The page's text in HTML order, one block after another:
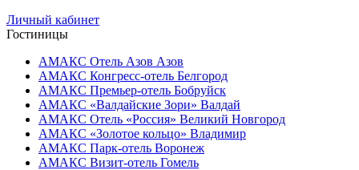
Личный кабинет
Гостиницы
АМАКС Отель ‎Азов Азов
АМАКС Конгресс-отель Белгород
АМАКС Премьер-отель Бобруйск
АМАКС «‎Валдайские Зори» Валдай
АМАКС Отель «‎Россия» Великий Новгород
АМАКС «‎Золотое кольцо» Владимир
АМАКС Парк-отель Воронеж
АМАКС Визит-отель Гомель